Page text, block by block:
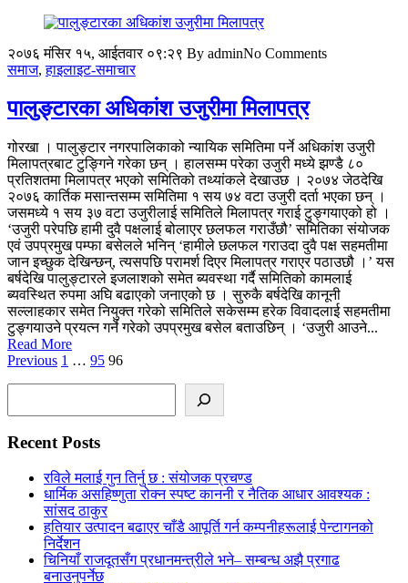
२०७६ मंसिर १५, आईतवार ०९:२९ By adminNo Comments
समाज,हाइलाइट-समाचार
पालुङ्टारका अधिकांश उजुरीमा मिलापत्र
गोरखा । पालुङ्टार नगरपालिकाको न्यायिक समितिमा पर्ने अधिकांश उजुरी
मिलापत्रबाट टुङ्गिने गरेका छन् । हालसम्म परेका उजुरी मध्ये झण्डै ८०
प्रतिशतमा मिलापत्र भएको समितिको तथ्यांकले देखाउछ । २०७४ जेठदेखि
२०७६ कार्तिक मसान्तसम्म समितिमा १ सय ७४ वटा उजुरी दर्ता भएका छन् ।
जसमध्ये १ सय ३७ वटा उजुरीलाई समितिले मिलापत्र गराई टुङ्गयाएको हो ।
‘उजुरी परेपछि हामी दुवै पक्षलाई बोलाएर छलफल गराउँछौ’ समितिका संयोजक
एवं उपप्रमुख पम्फा बसेलले भनिन् ‘हामीले छलफल गराउदा दुवै पक्ष सहमतीमा
जान इच्छुक देखिन्छन्, त्यसपछि परामर्श दिएर मिलापत्र गराएर पठाउछौ ।’ यस
बर्षदेखि पालुङ्टारले इजलाशको समेत ब्यवस्था गर्दै समितिको कामलाई
ब्यवस्थित रुपमा अघि बढाएको जनाएको छ । सुरुकै बर्षदेखि कानूनी
सल्लाहकार समेत नियुक्त गरेको समितिले सकेसम्म हरेक विवादलाई सहमतीमा
टुङ्गयाउने प्रयत्न गर्ने गरेको उपप्रमुख बसेल बताउछिन् । ‘उजुरी आउने...
Read More
Posts
pagination
Previous 1 … 95 96
Recent Posts
रविले मलाई गुन तिर्नु छ : संयोजक प्रचण्ड
धार्मिक असहिष्णुता रोक्न स्पष्ट काननी र नैतिक आधार आवश्यक :
सांसद ठाकुर
हतियार उत्पादन बढाएर चाँडै आपूर्ति गर्न कम्पनीहरूलाई पेन्टागनको
निर्देशन
चिनियाँ राजदूतसँग प्रधानमन्त्रीले भने– सम्बन्ध अझै प्रगाढ
बनाउनुपर्नेछ